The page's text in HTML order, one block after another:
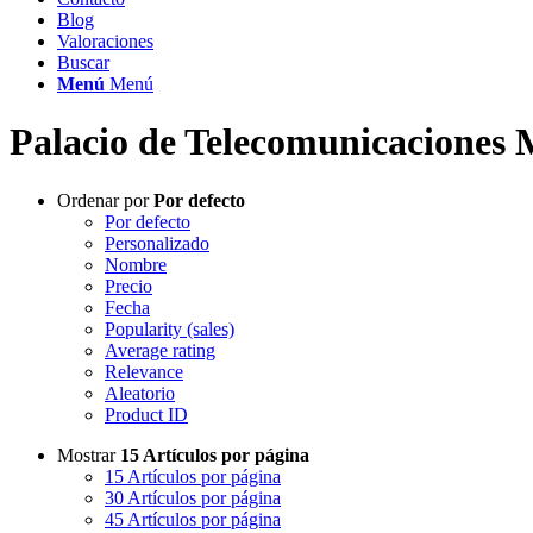
Blog
Valoraciones
Buscar
Menú Menú
Palacio de Telecomunicaciones
Ordenar porPor defecto
Por defecto
Personalizado
Nombre
Precio
Fecha
Popularity (sales)
Average rating
Relevance
Aleatorio
Product ID
Mostrar 15 Artículos por página
15 Artículos por página
30 Artículos por página
45 Artículos por página